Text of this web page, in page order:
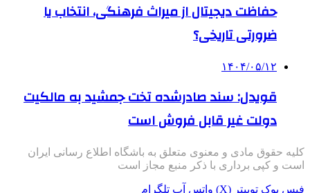
حفاظت دیجیتال از میراث فرهنگی، انتخاب یا
ضرورتی تاریخی؟
۱۴۰۴/۰۵/۱۲
قویدل: سند صادرشده تخت جمشید به مالکیت
دولت غیر قابل فروش است
کلیه حقوق مادی و معنوی متعلق به باشگاه اطلاع رسانی ایران
است و کپی برداری با ذکر منبع مجاز است
فیس بوک توییتر (X) واتس آپ تلگرام